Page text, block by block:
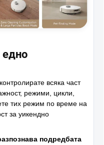
едно
контролирате всяка част
режими, цикли,
тих режим по време на
за уикендно
подредбата